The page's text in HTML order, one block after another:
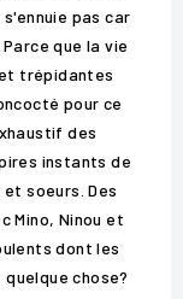
s'ennuie pas car
que la vie
trépidantes
pour ce
des
instants de
soeurs. Des
Mino, Ninou et
dont les
chose?